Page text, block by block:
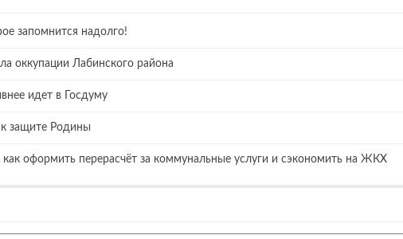
запомнится надолго!
оккупации Лабинского района
идет в Госдуму
защите Родины
как оформить перерасчёт за коммунальные услуги и сэкономить на ЖКХ